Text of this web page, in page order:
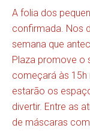
A folia dos
confirmada. Nos
semana que
Plaza promove o
começará às 15h
estarão os
divertir. Entre as
de máscaras